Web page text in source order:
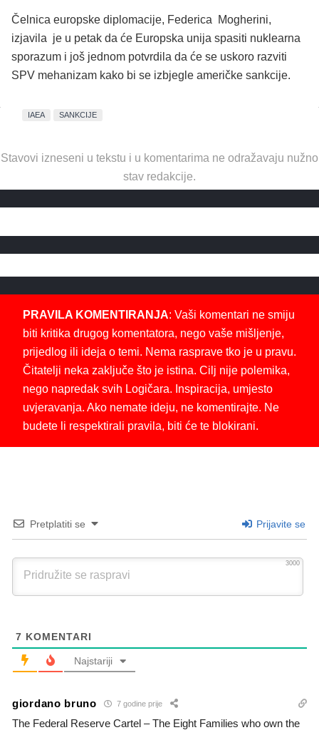
Čelnica europske diplomacije, Federica Mogherini,
izjavila je u petak da će Europska unija spasiti nuklearna
sporazum i još jednom potvrdila da će se uskoro razviti
SPV mehanizam kako bi se izbjegle američke sankcije.
IAEA SANKCIJE
Stavovi izneseni u tekstu i u komentarima ne odražavaju nužno
stav redakcije.
PRAVILA KOMENTIRANJA: Vaši komentari ne smiju
biti kritika drugog komentatora, nego vaše mišljenje,
prijedlog ili ideja o temi. Nema rasprave tko je u pravu.
Čitatelji neka zaključe što je istina. Cilj nije polemika,
nego napredak svih Logičara. Inspiracija, umjesto
uvjeravanja. Ako nemate ideju, ne komentirajte. Ne
budete li respektirali pravila, biti će te blokirani.
Pretplatiti se Prijavite se
3000
7 KOMENTARI
Najstariji
giordano bruno 7 godine prije
The Federal Reserve Cartel – The Eight Families who own the